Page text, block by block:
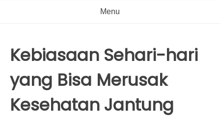
Menu
Kebiasaan Sehari-hari
yang Bisa Merusak
Kesehatan Jantung